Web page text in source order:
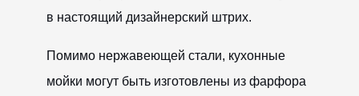
в настоящий дизайнерский штрих.
Помимо нержавеющей стали, кухонные
мойки могут быть изготовлены из фарфора